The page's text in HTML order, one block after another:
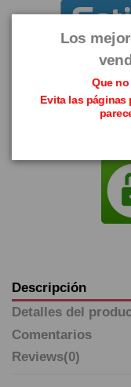
Descripción
Detalles del
Comentarios
Reviews(0)
Los
Que
Evita las páginas